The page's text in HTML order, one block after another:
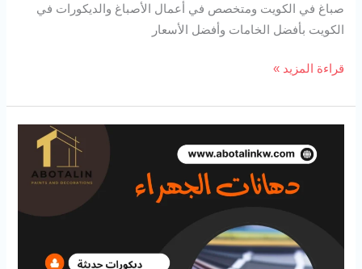
صباغ في الكويت ومتخصص في أعمال الأصباغ والديكورات في
الكويت بأفضل الخامات وأفضل الأسعار
قراءة المزيد »
الجهراء94727923